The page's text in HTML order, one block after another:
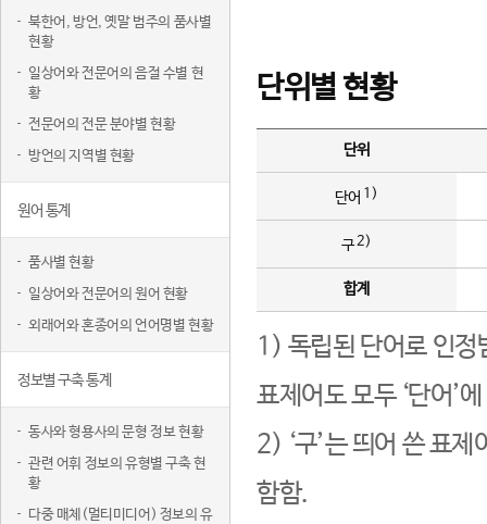
북한어, 방언, 옛말 범주의 품사별
현황
일상어와 전문어의 음절 수별 현
황
전문어의 전문 분야별 현황
방언의 지역별 현황
원어 통계
품사별 현황
일상어와 전문어의 원어 현황
외래어와 혼종어의 언어명별 현황
정보별 구축 통계
동사와 형용사의 문형 정보 현황
관련 어휘 정보의 유형별 구축 현
황
다중 매체(멀티미디어) 정보의 유
단위별 현황
단위
단어 1)
구2)
합계
1) 독립된 단어로 인정
표제어도 모두 ‘단어’
2) ‘구’는 띄어 쓴 표
함함.